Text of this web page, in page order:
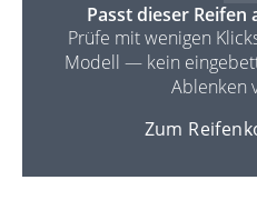
Passt dieser Reifen
Prüfe mit wenigen
Modell — kein
Ablenken
Zum